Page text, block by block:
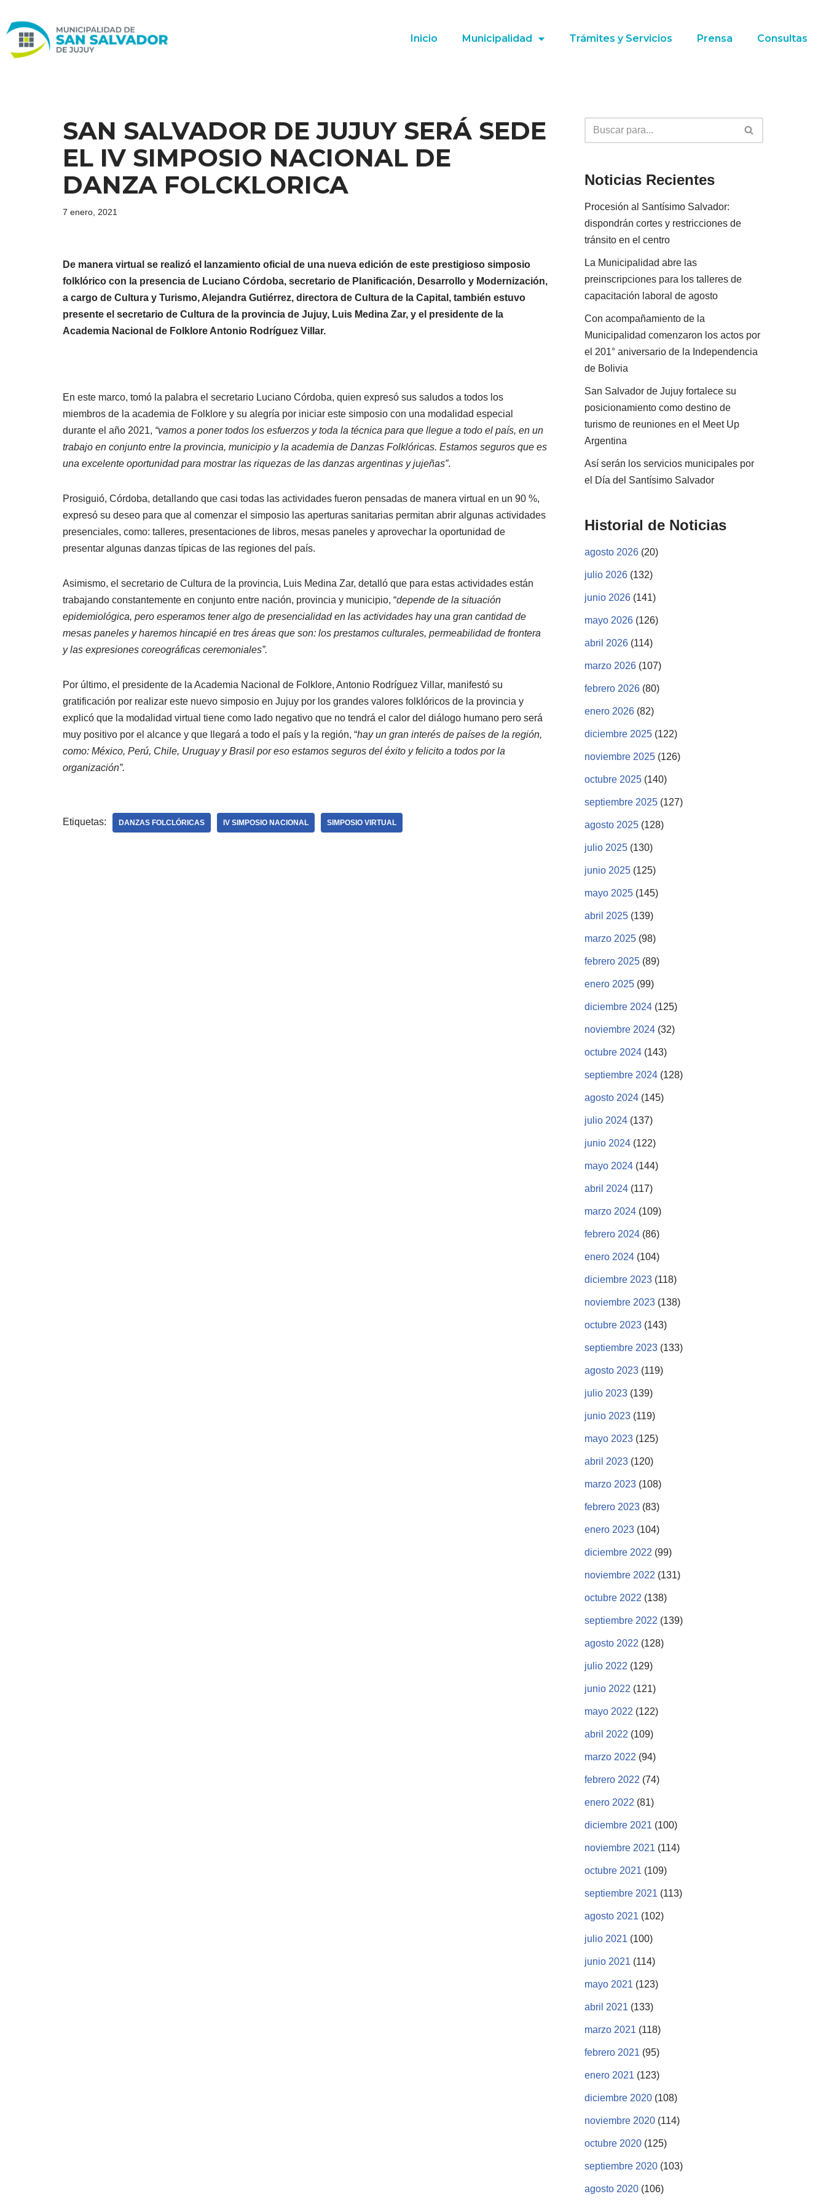
Ir
al
Inicio Municipalidad Trámites y Servicios Prensa Consultas
SAN SALVADOR DE JUJUY SERÁ SEDE
EL IV SIMPOSIO NACIONAL DE
DANZA FOLCKLORICA
7 enero, 2021
De manera virtual se realizó el lanzamiento oficial de una nueva edición de este prestigioso simposio
folklórico con la presencia de Luciano Córdoba, secretario de Planificación, Desarrollo y Modernización,
a cargo de Cultura y Turismo, Alejandra Gutiérrez, directora de Cultura de la Capital, también estuvo
presente el secretario de Cultura de la provincia de Jujuy, Luis Medina Zar, y el presidente de la
Academia Nacional de Folklore Antonio Rodríguez Villar.
En este marco, tomó la palabra el secretario Luciano Córdoba, quien expresó sus saludos a todos los
miembros de la academia de Folklore y su alegría por iniciar este simposio con una modalidad especial
durante el año 2021, “vamos a poner todos los esfuerzos y toda la técnica para que llegue a todo el país, en un
trabajo en conjunto entre la provincia, municipio y la academia de Danzas Folklóricas. Estamos seguros que es
una excelente oportunidad para mostrar las riquezas de las danzas argentinas y jujeñas”.
Prosiguió, Córdoba, detallando que casi todas las actividades fueron pensadas de manera virtual en un 90 %,
expresó su deseo para que al comenzar el simposio las aperturas sanitarias permitan abrir algunas actividades
presenciales, como: talleres, presentaciones de libros, mesas paneles y aprovechar la oportunidad de
presentar algunas danzas típicas de las regiones del país.
Asimismo, el secretario de Cultura de la provincia, Luis Medina Zar, detalló que para estas actividades están
trabajando constantemente en conjunto entre nación, provincia y municipio, “depende de la situación
epidemiológica, pero esperamos tener algo de presencialidad en las actividades hay una gran cantidad de
mesas paneles y haremos hincapié en tres áreas que son: los prestamos culturales, permeabilidad de frontera
y las expresiones coreográficas ceremoniales”.
Por último, el presidente de la Academia Nacional de Folklore, Antonio Rodríguez Villar, manifestó su
gratificación por realizar este nuevo simposio en Jujuy por los grandes valores folklóricos de la provincia y
explicó que la modalidad virtual tiene como lado negativo que no tendrá el calor del diálogo humano pero será
muy positivo por el alcance y que llegará a todo el país y la región, “hay un gran interés de países de la región,
como: México, Perú, Chile, Uruguay y Brasil por eso estamos seguros del éxito y felicito a todos por la
organización”.
Etiquetas: DANZAS FOLCLÓRICAS IV SIMPOSIO NACIONAL SIMPOSIO VIRTUAL
Noticias Recientes
Procesión al Santísimo Salvador:
dispondrán cortes y restricciones de
tránsito en el centro
La Municipalidad abre las
preinscripciones para los talleres de
capacitación laboral de agosto
Con acompañamiento de la
Municipalidad comenzaron los actos por
el 201° aniversario de la Independencia
de Bolivia
San Salvador de Jujuy fortalece su
posicionamiento como destino de
turismo de reuniones en el Meet Up
Argentina
Así serán los servicios municipales por
el Día del Santísimo Salvador
Historial de Noticias
agosto 2026 (20)
julio 2026 (132)
junio 2026 (141)
mayo 2026 (126)
abril 2026 (114)
marzo 2026 (107)
febrero 2026 (80)
enero 2026 (82)
diciembre 2025 (122)
noviembre 2025 (126)
octubre 2025 (140)
septiembre 2025 (127)
agosto 2025 (128)
julio 2025 (130)
junio 2025 (125)
mayo 2025 (145)
abril 2025 (139)
marzo 2025 (98)
febrero 2025 (89)
enero 2025 (99)
diciembre 2024 (125)
noviembre 2024 (32)
octubre 2024 (143)
septiembre 2024 (128)
agosto 2024 (145)
julio 2024 (137)
junio 2024 (122)
mayo 2024 (144)
abril 2024 (117)
marzo 2024 (109)
febrero 2024 (86)
enero 2024 (104)
diciembre 2023 (118)
noviembre 2023 (138)
octubre 2023 (143)
septiembre 2023 (133)
agosto 2023 (119)
julio 2023 (139)
junio 2023 (119)
mayo 2023 (125)
abril 2023 (120)
marzo 2023 (108)
febrero 2023 (83)
enero 2023 (104)
diciembre 2022 (99)
noviembre 2022 (131)
octubre 2022 (138)
septiembre 2022 (139)
agosto 2022 (128)
julio 2022 (129)
junio 2022 (121)
mayo 2022 (122)
abril 2022 (109)
marzo 2022 (94)
febrero 2022 (74)
enero 2022 (81)
diciembre 2021 (100)
noviembre 2021 (114)
octubre 2021 (109)
septiembre 2021 (113)
agosto 2021 (102)
julio 2021 (100)
junio 2021 (114)
mayo 2021 (123)
abril 2021 (133)
marzo 2021 (118)
febrero 2021 (95)
enero 2021 (123)
diciembre 2020 (108)
noviembre 2020 (114)
octubre 2020 (125)
septiembre 2020 (103)
agosto 2020 (106)